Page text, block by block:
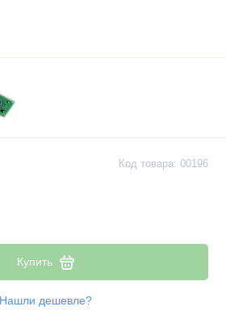
Код товара: 00196
Купить
Нашли дешевле?